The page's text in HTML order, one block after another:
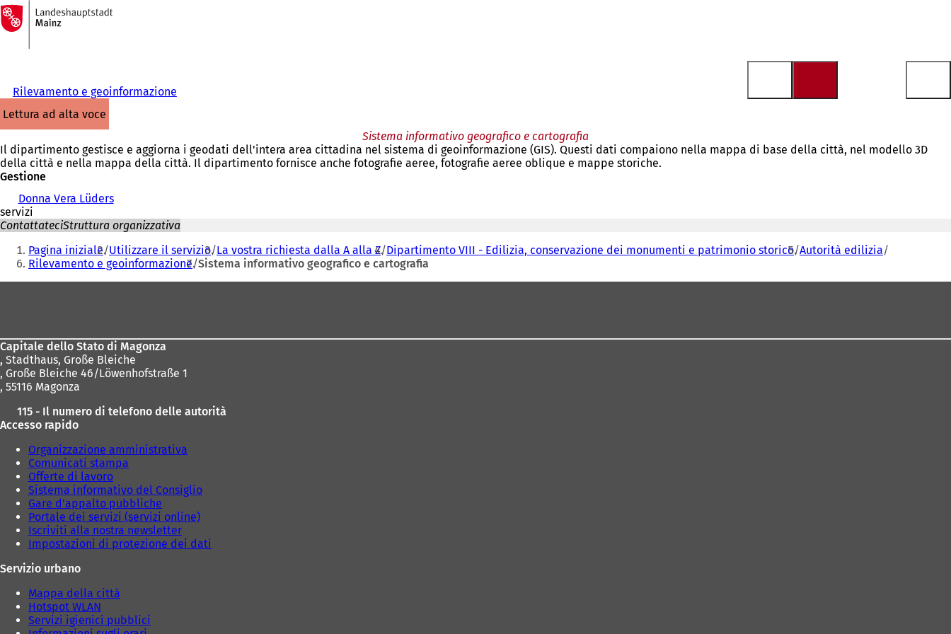
Vai al contenuto
Alla
pagina
iniziale
Rilevamento e geoinformazione
lettura ad alta voce
Sistema informativo geografico e cartografia
Il dipartimento gestisce e aggiorna i geodati dell'intera area cittadina nel sistema di geoinformazione (GIS). Questi dati compaiono nella mappa di base della città, nel modello 3D
della città e nella mappa della città. Il dipartimento fornisce anche fotografie aeree, fotografie aeree oblique e mappe storiche.
Gestione
Donna Vera Lüders
servizi
ContattateciStruttura organizzativa
Siete
qui:
Pagina iniziale Utilizzare il servizio La vostra richiesta dalla A alla Z Dipartimento VIII - Edilizia, conservazione dei monumenti e patrimonio storico Autorità edilizia
Rilevamento e geoinformazione Sistema informativo geografico e cartografia
Capitale dello Stato di Magonza
, Stadthaus, Große Bleiche
, Große Bleiche 46/Löwenhofstraße 1
, 55116 Magonza
115 - Il numero di telefono delle autorità
Accesso rapido
Organizzazione amministrativa
Comunicati stampa
Offerte di lavoro
Sistema informativo del Consiglio
Gare d'appalto pubbliche
Portale dei servizi (servizi online)
Iscriviti alla nostra newsletter
Impostazioni di protezione dei dati
Servizio urbano
Mappa della città
Hotspot WLAN
Servizi igienici pubblici